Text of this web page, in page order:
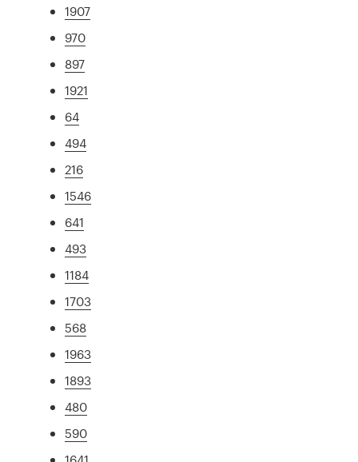
1907
970
897
1921
64
494
216
1546
641
493
1184
1703
568
1963
1893
480
590